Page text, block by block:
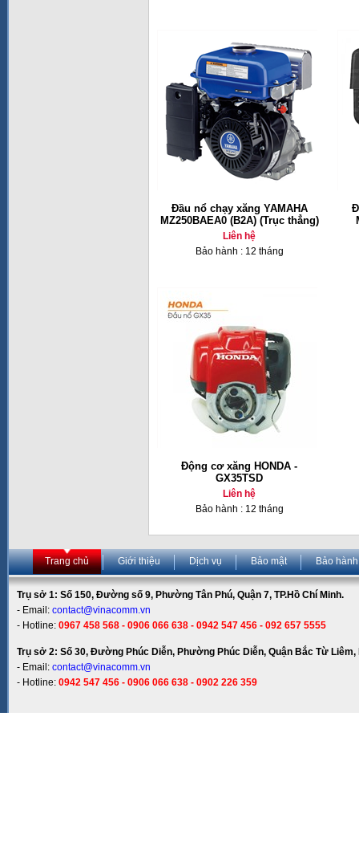
Đầu nổ chạy xăng YAMAHA
MZ250BAEA0 (B2A) (Trục thẳng)
Liên hệ
Bảo hành : 12 tháng
Động cơ xăng HONDA -
GX35TSD
Liên hệ
Bảo hành : 12 tháng
Trang chủ Giới thiệu Dịch vụ Bảo mật Bảo hành
Trụ sở 1: Số 150, Đường số 9, Phường Tân Phú, Quận 7, TP.Hồ Chí Minh.
- Email: contact@vinacomm.vn
- Hotline: 0967 458 568 - 0906 066 638 - 0942 547 456 - 092 657 5555
Trụ sở 2: Số 30, Đường Phúc Diễn, Phường Phúc Diễn, Quận Bắc Từ Liêm,
- Email: contact@vinacomm.vn
- Hotline: 0942 547 456 - 0906 066 638 - 0902 226 359